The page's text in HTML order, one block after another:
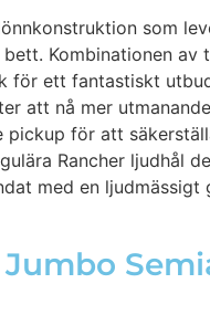
som
Kombinationen av
för ett fantastiskt
att nå mer
pickup för att
Rancher ljudhål
med en ljudmässigt
Jumbo